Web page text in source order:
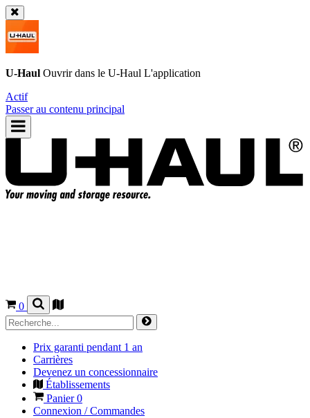
U-Haul Ouvrir dans le U-Haul L'application
Actif
Passer au contenu principal
0
Prix garanti pendant 1 an
Carrières
Devenez un concessionnaire
Établissements
Panier0
Connexion / Commandes